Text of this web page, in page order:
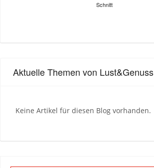
Schnitt
Aktuelle Themen von Lust&Genuss
Keine Artikel für diesen Blog vorhanden.